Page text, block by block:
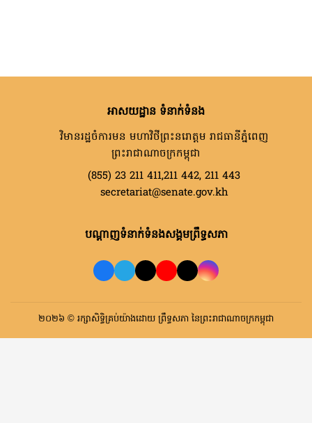
អាសយដ្ឋាន ទំនាក់ទំនង
វិមានរដ្ឋចំការមន មហាវិថីព្រះនរោត្តម រាជធានីភ្នំពេញ
ព្រះរាជាណាចក្រកម្ពុជា
(855) 23 211 411,211 442, 211 443
secretariat@senate.gov.kh
បណ្តាញទំនាក់ទំនងសង្គមព្រឹទ្ធសភា
២០២៦ © រក្សាសិទ្ធិគ្រប់យ៉ាងដោយ ព្រឹទ្ធសភា នៃព្រះរាជាណាចក្រកម្ពុជា